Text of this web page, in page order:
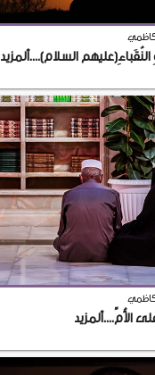
النُقَباءِ(عليهم السلام)....ألمزيد
الأُمِّ....ألمزيد